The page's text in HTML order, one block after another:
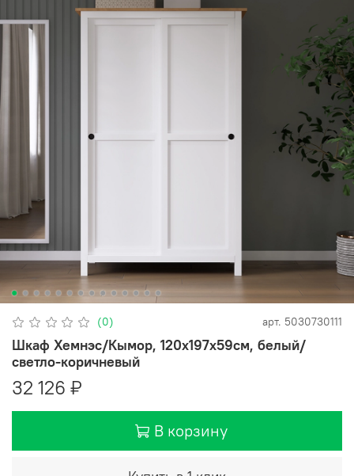
(0) арт. 5030730111
Шкаф Хемнэс/Кымор, 120х197х59см, белый/
светло-коричневый
32 126 ₽
В корзину